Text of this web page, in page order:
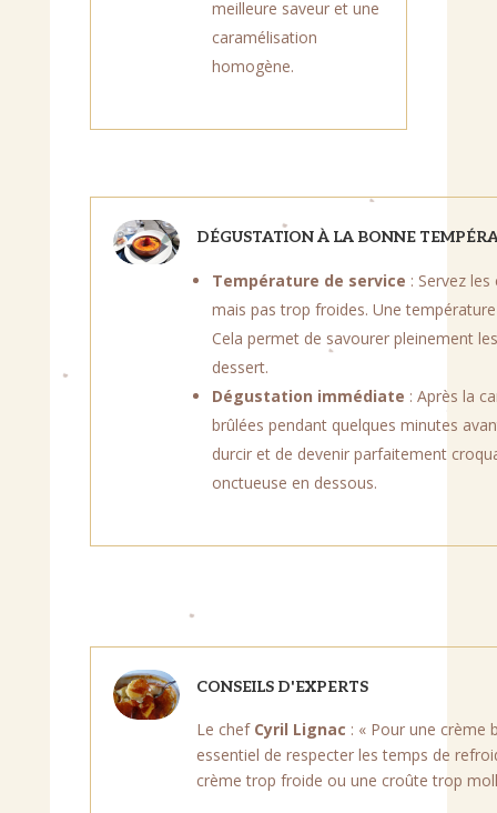
meilleure saveur et une
caramélisation
homogène.
DÉGUSTATION À LA BONNE
Température de service : Servez
mais pas trop froides. Une température
Cela permet de savourer pleinement
dessert.
Dégustation immédiate : Après la
brûlées pendant quelques minutes
durcir et de devenir parfaitement
onctueuse en dessous.
CONSEILS D'EXPERTS
Le chef Cyril Lignac : « Pour une crème
essentiel de respecter les temps de
crème trop froide ou une croûte trop